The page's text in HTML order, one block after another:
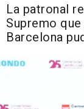
La patronal
Supremo
Barcelona